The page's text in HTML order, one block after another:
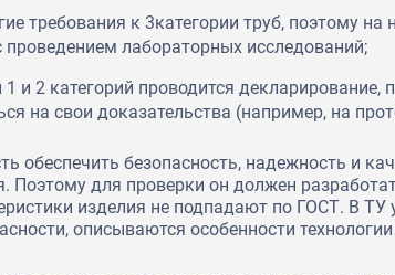
требования к 3категории труб, поэтому на
проведением лабораторных исследований;
и 2 категорий проводится декларирование,
на свои доказательства (например, на
обеспечить безопасность, надежность и
Поэтому для проверки он должен
изделия не подпадают по ГОСТ. В
описываются особенности
является Надежным
и мы уверены, что сделали